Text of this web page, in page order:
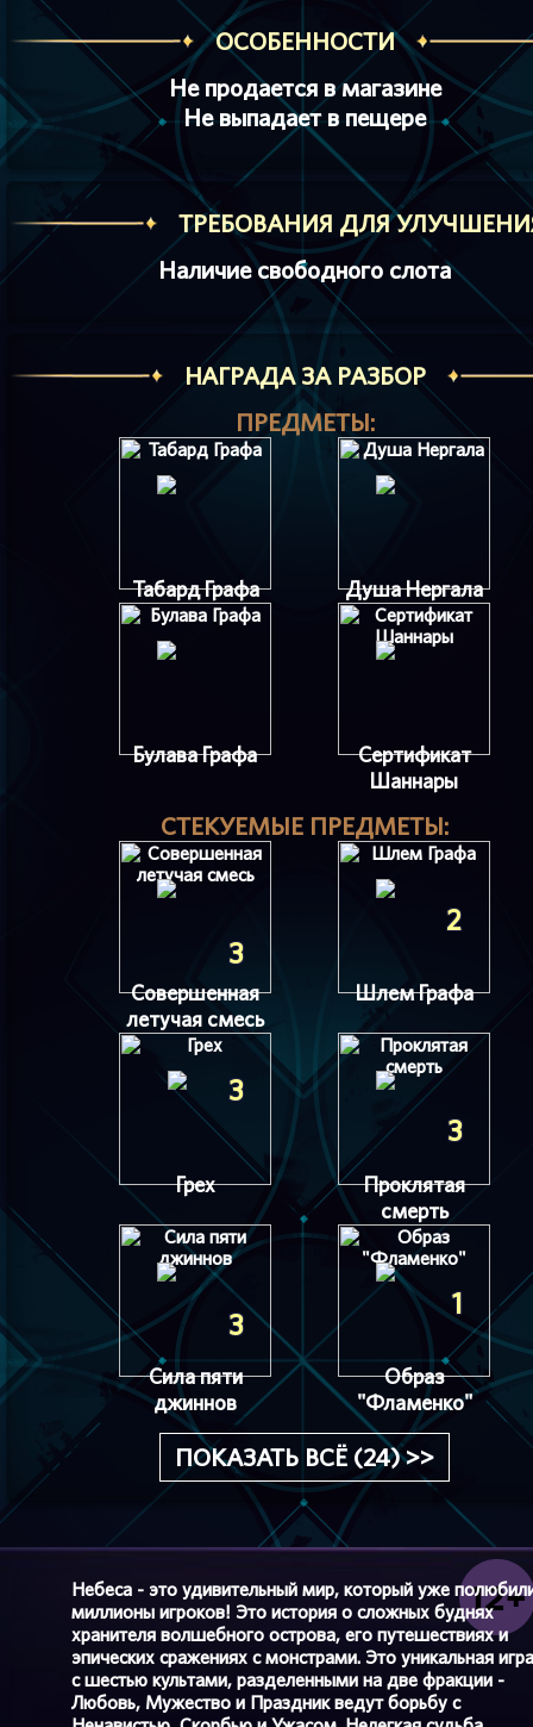
ОСОБЕННОСТИ
Не продается в магазине
Не выпадает в пещере
ТРЕБОВАНИЯ ДЛЯ
Наличие свободного слота
НАГРАДА ЗА РАЗБОР
ПРЕДМЕТЫ:
Табард Графа Душа Нергала
Булава Графа
Сертификат
Шаннары
СТЕКУЕМЫЕ ПРЕДМЕТЫ:
3
Совершенная
летучая смесь
2
Шлем Графа
3
Грех
3
Проклятая
смерть
3
Сила пяти
джиннов
1
Образ
"Фламенко"
ПОКАЗАТЬ ВСЁ (24) >>
Небеса - это удивительный мир, который уже
миллионы игроков! Это история о сложных буднях
хранителя волшебного острова, его путешествиях и
эпических сражениях с монстрами. Это уникальная игра
с шестью культами, разделенными на две фракции -
Любовь, Мужество и Праздник ведут борьбу с